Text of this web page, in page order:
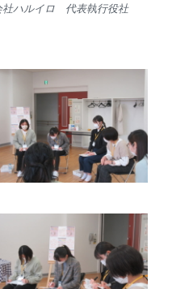
社ハルイロ 代表執行役社